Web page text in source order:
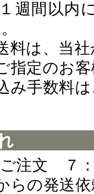
週間以
料は、当
指定のお
み手数料
注文 ７
の発送